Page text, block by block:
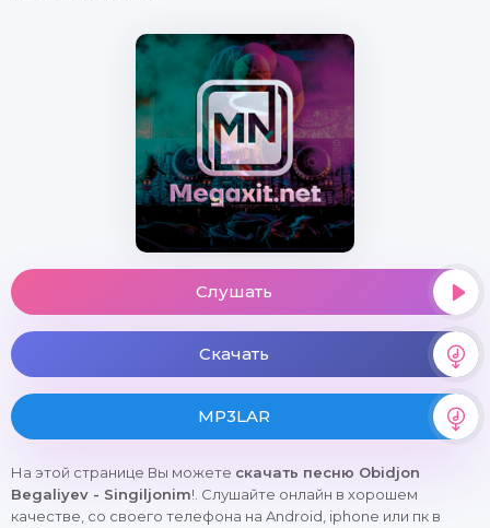
Слушать
Скачать
MP3LAR
На этой странице Вы можете скачать песню Obidjon
Begaliyev - Singiljonim!. Слушайте онлайн в хорошем
качестве, со своего телефона на Android, iphone или пк в